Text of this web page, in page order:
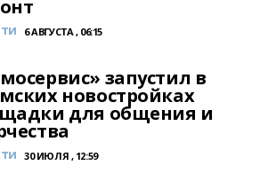
6 АВГУСТА , 06:15
запустил в
новостройках
для общения и
30 ИЮЛЯ , 12:59